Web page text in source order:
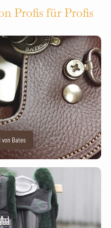
Profis für Profis
Bates